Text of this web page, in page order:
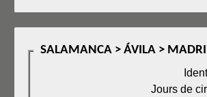
SALAMANCA > ÁVILA >
Jours de